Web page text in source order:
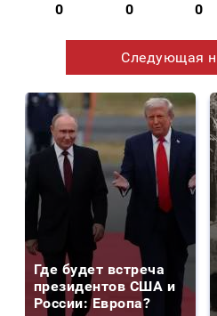
0 0 0
Следующая
Где будет встреча
президентов США и
России: Европа?